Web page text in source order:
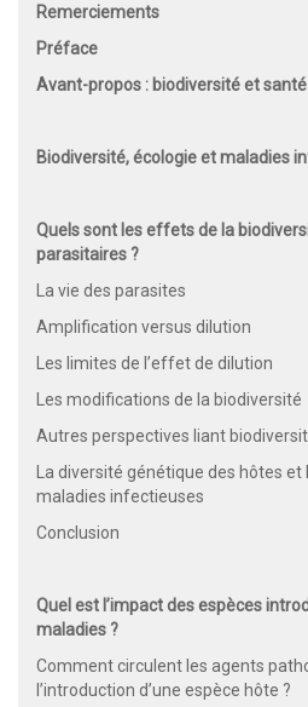
Remerciements
Préface
Avant-propos : biodiversité et
Biodiversité, écologie et maladies
Quels sont les effets de la
parasitaires ?
La vie des parasites
Amplification versus dilution
Les limites de l’effet de dilution
Les modifications de la biodiversité
Autres perspectives liant
La diversité génétique des hôtes
maladies infectieuses
Conclusion
Quel est l’impact des espèces
maladies ?
Comment circulent les agents
l’introduction d’une espèce hôte ?